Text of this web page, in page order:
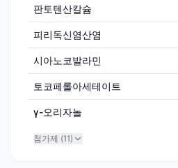
판토텐산칼슘
피리독신염산염
시아노코발라민
토코페롤아세테이트
γ-오리자놀
첨가제 (11)